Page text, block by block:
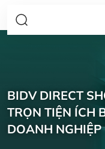
BIDV DIRECT
TRỌN TIỆN ÍCH
DOANH NGHIỆP